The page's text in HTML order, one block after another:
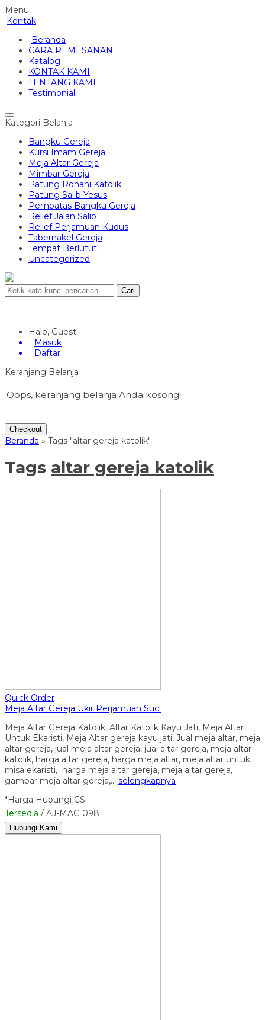
Menu
Kontak
Beranda
CARA PEMESANAN
Katalog
KONTAK KAMI
TENTANG KAMI
Testimonial
Kategori Belanja
Bangku Gereja
Kursi Imam Gereja
Meja Altar Gereja
Mimbar Gereja
Patung Rohani Katolik
Patung Salib Yesus
Pembatas Bangku Gereja
Relief Jalan Salib
Relief Perjamuan Kudus
Tabernakel Gereja
Tempat Berlutut
Uncategorized
Cari
Halo, Guest!
Masuk
Daftar
Keranjang Belanja
Oops, keranjang belanja Anda kosong!
Checkout
Beranda » Tags "altar gereja katolik"
Tags altar gereja katolik
Quick Order
Meja Altar Gereja Ukir Perjamuan Suci
Meja Altar Gereja Katolik, Altar Katolik Kayu Jati, Meja Altar
Untuk Ekaristi, Meja Altar gereja kayu jati, Jual meja altar, meja
altar gereja, jual meja altar gereja, jual altar gereja, meja altar
katolik, harga altar gereja, harga meja altar, meja altar untuk
misa ekaristi, harga meja altar gereja, meja altar gereja,
gambar meja altar gereja,… selengkapnya
*Harga Hubungi CS
Tersedia / AJ-MAG 098
Hubungi Kami